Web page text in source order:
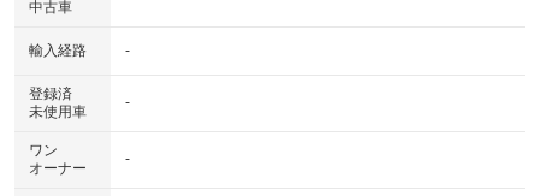
中古車
輸入経路 -
登録済
未使用車
-
ワン
オーナー
-